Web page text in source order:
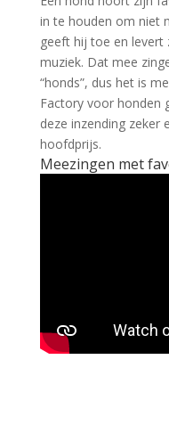
in te houden om niet
geeft hij toe en
muziek. Dat mee
“honds”, dus het is
Factory voor honden
deze inzending zeker
hoofdprijs.
Meezingen met